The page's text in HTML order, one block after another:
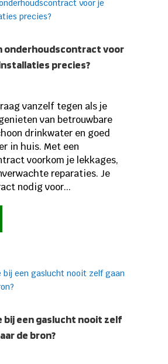
onderhoudscontract voor
precies?
vanzelf tegen als je
van betrouwbare
drinkwater en goed
in huis. Met een
voorkom je lekkages,
reparaties. Je
nodig voor...
bij een gaslucht nooit zelf
de bron?